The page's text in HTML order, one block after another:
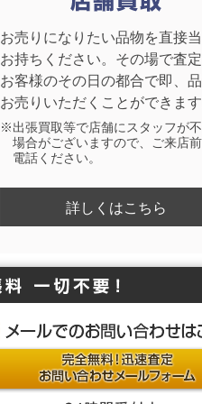
お売りになりたい品物を直接
お持ちください。その場で査定
お客様のその日の都合で即、
お売りいただくことができます
※出張買取等で店舗にスタッフが
場合がございますので、ご来店
電話ください。
詳しくはこちら